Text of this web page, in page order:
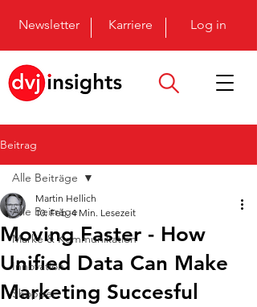
Newsletter Karriere Log in
Beitrag
Alle Beiträge
Marke & Kommunikation
Innovation
Shopper
Alle Beiträge
Moving Faster - How
Unified Data Can Make
Marketing Succesful
Martin Hellich
10. Feb. 4 Min. Lesezeit